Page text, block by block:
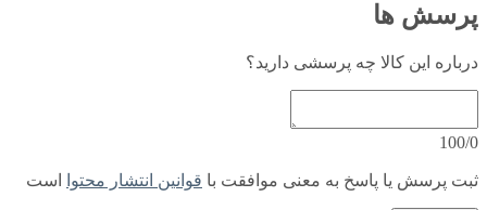
پرسش ها
درباره این کالا چه پرسشی دارید؟
100/0
ثبت پرسش یا پاسخ به معنی موافقت با قوانین انتشار محتوا است